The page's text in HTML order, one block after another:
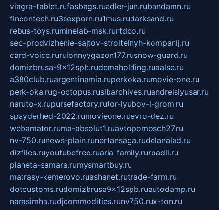
viagra-tablet.rufasbags.ruadler-jun.rubandamn.ru
fincontech.ru3sexporn.ru1mus.rudarksand.ru
rebus-toys.ruminelab-msk.rurtdco.ru
seo-prodvizhenie-sajtov-stroitelnyh-kompanij.ru
card-voice.rurulonnyygazon177.rusnow-guard.ru
domizbrusa-9x12spb.rudemaholding.ruaalse.ru
a380club.ruargentinamia.ruperkoka.rumovie-one.ru
perk-oka.rug-octopus.rusibarchives.ruandreislyusar.ru
naruto-x.rupursefactory.rutor-lyubov-i-grom.ru
spayderhed-2022.rumovieone.ruevro-dez.ru
webamator.ruma-absolut1.ruavtopomosch27.ru
nv-750.runews-plain.runertansaga.rudelanalad.ru
dizfiles.ruyoutubefree.ruaria-family.ruroadli.ru
planeta-samara.rumysmartbuy.ru
matrasy-kemerovo.ruashanet.rutrade-farm.ru
dotcustoms.rudomizbrusa9x12spb.ruautodamp.ru
narasimha.rudjcommodities.runv750.rux-ton.ru